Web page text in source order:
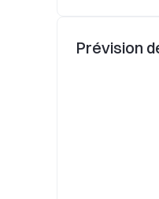
Prévision